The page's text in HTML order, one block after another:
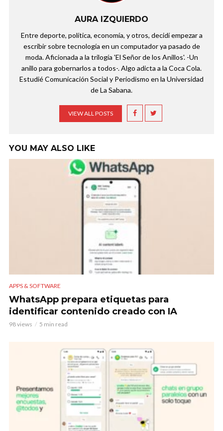
AURA IZQUIERDO
Entre deporte, política, economía, y otros, decidí empezar a
escribir sobre tecnología en un computador ya pasado de
moda. Aficionada a la trilogía 'El Señor de los Anillos'. -Un
anillo para gobernarlos a todos-. Algo adicta a la Coca Cola.
Estudié Comunicación Social y Periodismo en la Universidad
de La Sabana.
VIEW ALL POSTS
YOU MAY ALSO LIKE
APPS & SOFTWARE
WhatsApp prepara etiquetas para
identificar contenido creado con IA
98 views 5 min read